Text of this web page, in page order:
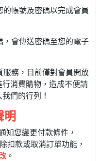
帳號及密碼以完成會員
，會傳送密碼至您的電子
服務，目前僅對會員開放
消費購物，造成不便請
們的行列！
明
知您變更付款條件，
扣款或取消訂單功能，
。